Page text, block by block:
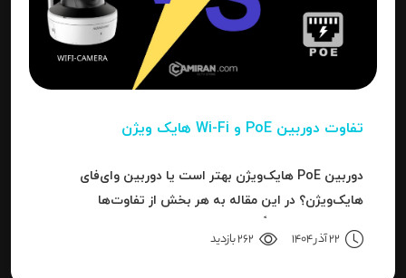
تفاوت دوربین PoE و Wi-Fi هایک‌ ویژن
دوربین PoE هایک‌ویژن بهتر است یا دوربین وای‌فای
هایک‌ویژن؟ در این مقاله به هر بخش از تفاوت‌ها
بهترین انتخاب است.
22 آذر 1404 262 بازدید